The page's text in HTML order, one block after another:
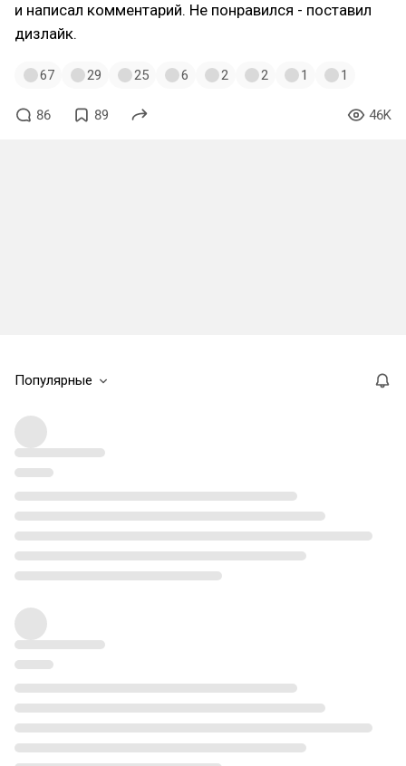
и написал комментарий. Не понравился - поставил
дизлайк.
67 29 25 6 2 2 1 1
86 89 46K
Популярные